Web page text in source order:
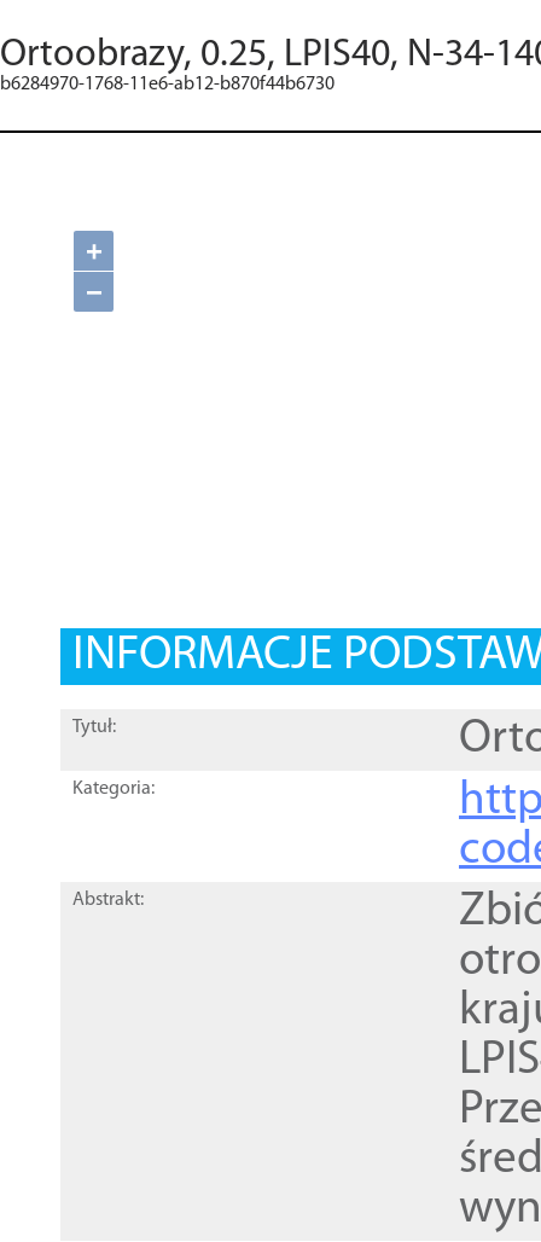
Ortoobrazy, 0.25, LPIS40, N-34-
b6284970-1768-11e6-ab12-b870f44b6730
+
−
INFORMACJE
Tytuł:
Kategoria:
Abstrakt: